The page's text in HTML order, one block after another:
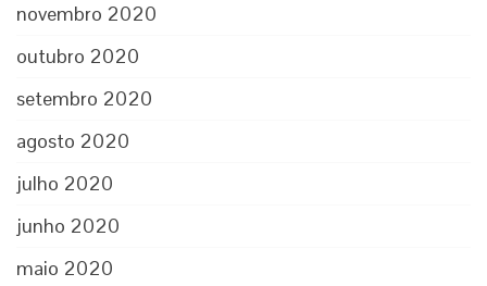
novembro 2020
outubro 2020
setembro 2020
agosto 2020
julho 2020
junho 2020
maio 2020